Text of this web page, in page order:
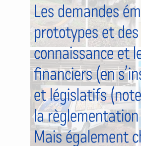
Les demandes
prototypes et
connaissance et
financiers (en
et législatifs
la
Mais également